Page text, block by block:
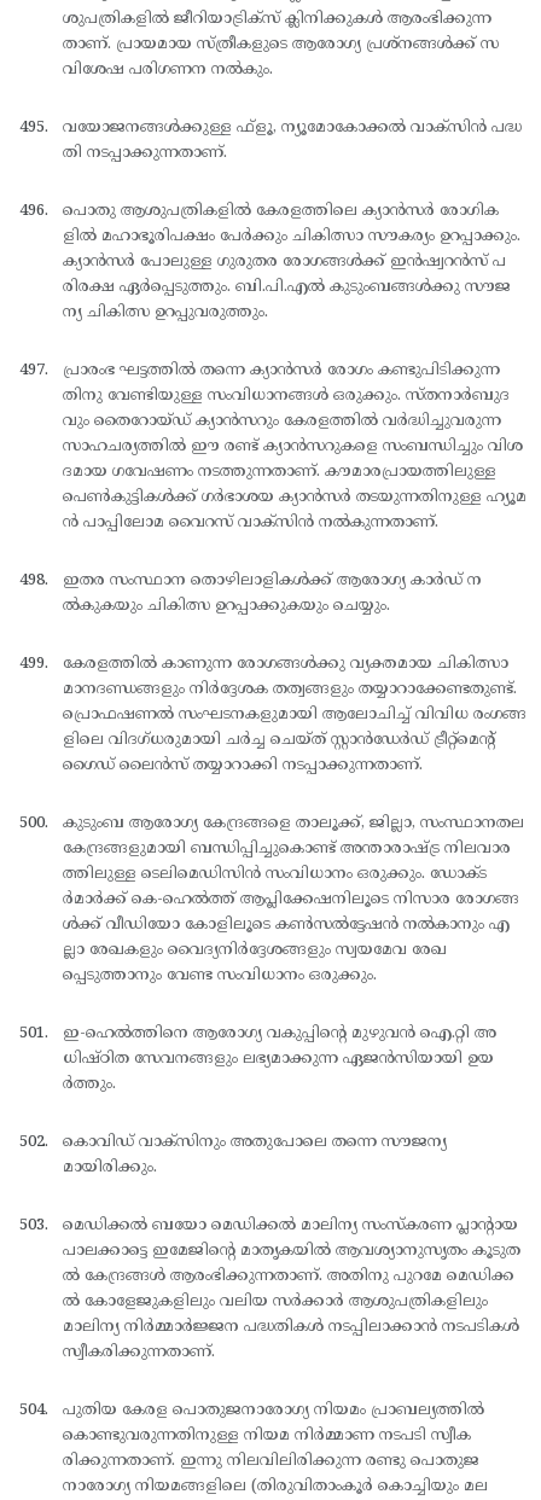
ശുപത്രികളില്‍ ജീറിയാട്രിക്സ് ക്ലിനിക്കുകള്‍ ആരംഭിക്കുന്ന
താണ്. പ്രായമായ സ്ത്രീകളുടെ ആരോഗ്യ പ്രശ്നങ്ങള്‍ക്ക് സ
വിശേഷ പരിഗണന നല്‍കും.
വയോജനങ്ങള്‍ക്കുള്ള ഫ്ളൂ, ന്യൂമോകോക്കല്‍ വാക്സിന്‍ പദ്ധ
തി നടപ്പാക്കുന്നതാണ്.
പൊതു ആശുപത്രികളില്‍ കേരളത്തിലെ ക്യാന്‍സര്‍ രോഗിക
ളില്‍ മഹാഭൂരിപക്ഷം പേര്‍ക്കും ചികിത്സാ സൗകര്യം ഉറപ്പാക്കും.
ക്യാന്‍സര്‍ പോലുള്ള ഗുരുതര രോഗങ്ങള്‍ക്ക് ഇന്‍ഷ്വറന്‍സ് പ
രിരക്ഷ ഏര്‍പ്പെടുത്തും. ബി.പി.എല്‍ കുടുംബങ്ങള്‍ക്കു സൗജ
ന്യ ചികിത്സ ഉറപ്പുവരുത്തും.
പ്രാരംഭ ഘട്ടത്തില്‍ തന്നെ ക്യാന്‍സര്‍ രോഗം കണ്ടുപിടിക്കുന്ന
തിനു വേണ്ടിയുള്ള സംവിധാനങ്ങള്‍ ഒരുക്കും. സ്തനാര്‍ബുദ
വും തൈറോയ്ഡ് ക്യാന്‍സറും കേരളത്തില്‍ വര്‍ദ്ധിച്ചുവരുന്ന
സാഹചര്യത്തില്‍ ഈ രണ്ട് ക്യാന്‍സറുകളെ സംബന്ധിച്ചും വിശ
ദമായ ഗവേഷണം നടത്തുന്നതാണ്. കൗമാരപ്രായത്തിലുള്ള
പെണ്‍കുട്ടികള്‍ക്ക് ഗര്‍ഭാശയ ക്യാന്‍സര്‍ തടയുന്നതിനുള്ള ഹ്യൂമ
ന്‍ പാപ്പിലോമ വൈറസ് വാക്സിന്‍ നല്‍കുന്നതാണ്.
ഇതര സംസ്ഥാന തൊഴിലാളികള്‍ക്ക് ആരോഗ്യ കാര്‍ഡ് ന
ല്‍കുകയും ചികിത്സ ഉറപ്പാക്കുകയും ചെയ്യും.
കേരളത്തില്‍ കാണുന്ന രോഗങ്ങള്‍ക്കു വ്യക്തമായ ചികിത്സാ
മാനദണ്ഡങ്ങളും നിര്‍ദ്ദേശക തത്വങ്ങളും തയ്യാറാക്കേണ്ടതുണ്ട്.
പ്രൊഫഷണല്‍ സംഘടനകളുമായി ആലോചിച്ച് വിവിധ രംഗങ്ങ
ളിലെ വിദഗ്ധരുമായി ചര്‍ച്ച ചെയ്ത് സ്റ്റാന്‍ഡേര്‍ഡ് ട്രീറ്റ്മെന്റ്
ഗൈഡ് ലൈന്‍സ് തയ്യാറാക്കി നടപ്പാക്കുന്നതാണ്.
കുടുംബ ആരോഗ്യ കേന്ദ്രങ്ങളെ താലൂക്ക്, ജില്ലാ, സംസ്ഥാനതല
കേന്ദ്രങ്ങളുമായി ബന്ധിപ്പിച്ചുകൊണ്ട് അന്താരാഷ്ട്ര നിലവാര
ത്തിലുള്ള ടെലിമെഡിസിന്‍ സംവിധാനം ഒരുക്കും. ഡോക്ട
ര്‍മാര്‍ക്ക് കെ-ഹെല്‍ത്ത് ആപ്ലിക്കേഷനിലൂടെ നിസാര രോഗങ്ങ
ള്‍ക്ക് വീഡിയോ കോളിലൂടെ കണ്‍സല്‍ട്ടേഷന്‍ നല്‍കാനും എ
ല്ലാ രേഖകളും വൈദ്യനിര്‍ദ്ദേശങ്ങളും സ്വയമേവ രേഖ
പ്പെടുത്താനും വേണ്ട സംവിധാനം ഒരുക്കും.
ഇ-ഹെല്‍ത്തിനെ ആരോഗ്യ വകുപ്പിന്റെ മുഴുവന്‍ ഐ.റ്റി അ
ധിഷ്ഠിത സേവനങ്ങളും ലഭ്യമാക്കുന്ന ഏജന്‍സിയായി ഉയ
ര്‍ത്തും.
കൊവിഡ് വാക്സിനും അതുപോലെ തന്നെ സൗജന്യ
മായിരിക്കും.
മെഡിക്കല്‍ ബയോ മെഡിക്കല്‍ മാലിന്യ സംസ്കരണ പ്ലാന്റായ
പാലക്കാട്ടെ ഇമേജിന്റെ മാതൃകയില്‍ ആവശ്യാനുസൃതം കൂടുത
ല്‍ കേന്ദ്രങ്ങള്‍ ആരംഭിക്കുന്നതാണ്. അതിനു പുറമേ മെഡിക്ക
ല്‍ കോളേജുകളിലും വലിയ സര്‍ക്കാര്‍ ആശുപത്രികളിലും
മാലിന്യ നിര്‍മ്മാര്‍ജ്ജന പദ്ധതികള്‍ നടപ്പിലാക്കാന്‍ നടപടികള്‍
സ്വീകരിക്കുന്നതാണ്.
പുതിയ കേരള പൊതുജനാരോഗ്യ നിയമം പ്രാബല്യത്തില്‍
കൊണ്ടുവരുന്നതിനുള്ള നിയമ നിര്‍മ്മാണ നടപടി സ്വീക
രിക്കുന്നതാണ്. ഇന്നു നിലവിലിരിക്കുന്ന രണ്ടു പൊതുജ
നാരോഗ്യ നിയമങ്ങളിലെ (തിരുവിതാംകൂര്‍ കൊച്ചിയും മല